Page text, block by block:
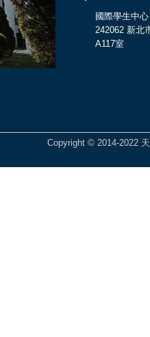
國際學生中心
242062 新北
A117室
Copyright © 2014-2022